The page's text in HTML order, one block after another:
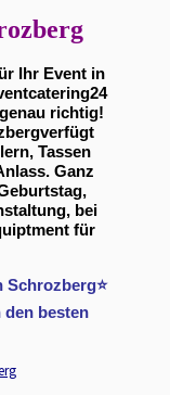
Ihr Event in
richtig!
Tassen
Ganz
bei
für
besten